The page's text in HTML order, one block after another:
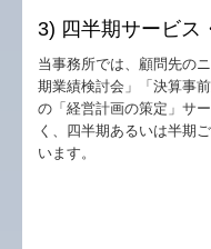
3) 四半期サービス
当事務所では、顧問先の
期業績検討会」「決算事
の「経営計画の策定」サ
く、四半期あるいは半期
います。